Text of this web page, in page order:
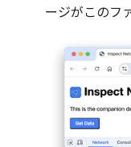
ージがこのフ